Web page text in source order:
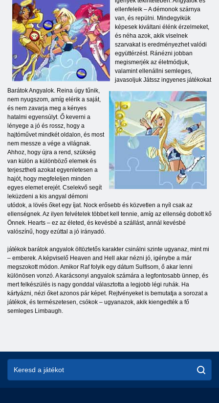
ellenfeleik – A démonok szárnya
van, és repülni. Mindegyikük
képesek kiváltani élénk érzelmeket,
és néha azok, akik viselnek
szarvakat is eredményezhet valódi
együttérzést. Ránézni jobban
megismerjék az életmódjuk,
valamint ellenállni semleges,
javasoljuk Játssz ingyenes játékokat
Barátok Angyalok. Reina úgy tűnik,
nem nyugszom, amíg elérik a saját,
és nem zavarja meg a kényes
hatalmi egyensúlyt. Ő keverni a
lényege a jó és rossz, hogy a
hajtóművet mindkét oldalon, és most
nem messze a vége a világnak.
Ahhoz, hogy újra a rend, szükség
van külön a különböző elemek és
terjesztheti azokat egyenletesen a
hajót, hogy megfeleljen minden
egyes elemet erejét. Cselekvő segít
leküzdeni a kis angyal démoni
utódok, a lövés őket egy íjat. Nock erősebb és közvetlen a nyíl csak az
ellenségnek. Az ilyen felvételek többet kell tennie, amíg az ellenség dobott kő
Önnek. Hearts – ez az életed, és kevésbé a szállást, annál kevésbé
valószínű, hogy ezúttal a jó irányadó.
játékok barátok angyalok öltöztetős karakter csinálni szinte ugyanaz, mint mi
– emberek. A képviselő Heaven and Hell akar nézni jó, igénybe a már
megszokott módon. Amikor Raf folyik egy dátum Sulfisom, ő akar lenni
különösen vonzó. A karácsonyi angyalok számára a legfontosabb ünnep, és
mert felkészülés is nagy gonddal választotta a legjobb légi ruhák. Ha
kártyázni, nézi őket azonos pár képet. Rejtvényeket is bemutatja a sorozat a
játékok, és természetesen, csókok – ugyanazok, akik kiengedték a fő
semleges Limbaugh.